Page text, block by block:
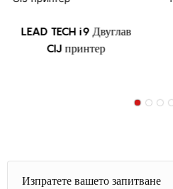
LEAD TECH i9 Двуглав
CIJ принтер
Изпратете вашето запитване